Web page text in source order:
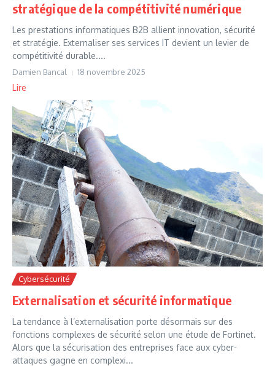
stratégique de la compétitivité numérique
Les prestations informatiques B2B allient innovation, sécurité
et stratégie. Externaliser ses services IT devient un levier de
compétitivité durable....
Damien Bancal 18 novembre 2025
Lire
Cybersécurité
Externalisation et sécurité informatique
La tendance à l’externalisation porte désormais sur des
fonctions complexes de sécurité selon une étude de Fortinet.
Alors que la sécurisation des entreprises face aux cyber-
attaques gagne en complexi...